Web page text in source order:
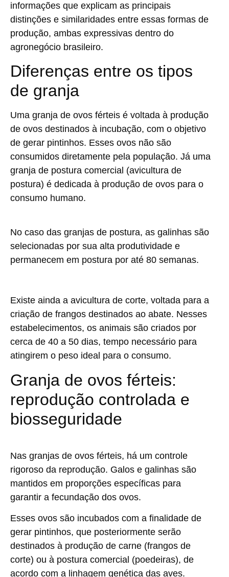
informações que explicam as principais
distinções e similaridades entre essas formas de
produção, ambas expressivas dentro do
agronegócio brasileiro.
Diferenças entre os tipos
de granja
Uma granja de ovos férteis é voltada à produção
de ovos destinados à incubação, com o objetivo
de gerar pintinhos. Esses ovos não são
consumidos diretamente pela população. Já uma
granja de postura comercial (avicultura de
postura) é dedicada à produção de ovos para o
consumo humano.
No caso das granjas de postura, as galinhas são
selecionadas por sua alta produtividade e
permanecem em postura por até 80 semanas.
Existe ainda a avicultura de corte, voltada para a
criação de frangos destinados ao abate. Nesses
estabelecimentos, os animais são criados por
cerca de 40 a 50 dias, tempo necessário para
atingirem o peso ideal para o consumo.
Granja de ovos férteis:
reprodução controlada e
biosseguridade
Nas granjas de ovos férteis, há um controle
rigoroso da reprodução. Galos e galinhas são
mantidos em proporções específicas para
garantir a fecundação dos ovos.
Esses ovos são incubados com a finalidade de
gerar pintinhos, que posteriormente serão
destinados à produção de carne (frangos de
corte) ou à postura comercial (poedeiras), de
acordo com a linhagem genética das aves.